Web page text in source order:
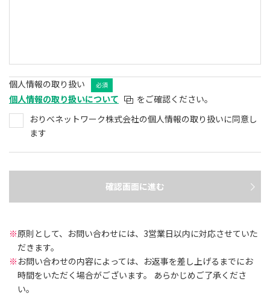
個人情報の取り扱い 必須
個人情報の取り扱いについて
をご確認ください。
おりべネットワーク株式会社の個人情報の取り扱いに同意し
ます
確認画面に進む
※原則として、お問い合わせには、3営業日以内に対応させていた
だきます。
※ お問い合わせの内容によっては、お返事を差し上げるまでにお
時間をいただく場合がございます。 あらかじめご了承くださ
い。